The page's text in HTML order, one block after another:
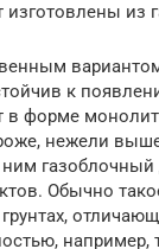
изготовлены из
к
в форме
нежели
газоблочный
Обычно
например,